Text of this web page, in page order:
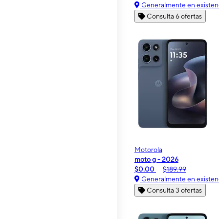
Generalmente en
Consulta 6 ofertas
Motorola
moto g - 2026
$0.00
$189.99
Generalmente en
Consulta 3 ofertas